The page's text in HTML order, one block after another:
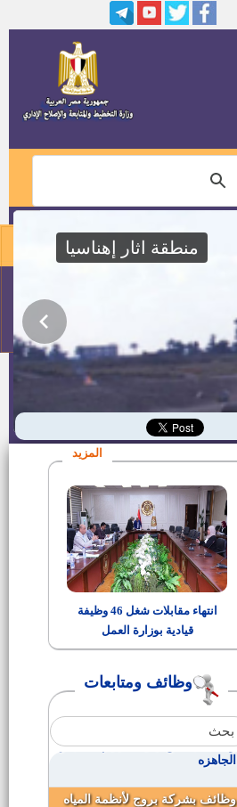
01018460099
منطقة اثار إهناسيا
المزيد
انتهاء مقابلات شغل 46 وظيفة
قيادية بوزارة العمل
وظائف ومتابعات
وظائف قيادية بديوان عام المحافظة
مواعيد ومقابلات وظائف الهيئة
وظيفة شئون قانونية بوزارة التربية
الدولة
وظائف بشركة ايديتا للصناعات
الغذائية
كشوف بـأسماء وارقام الجلوس
ومواعيد ومكان انعقاد الامتحان
مسابقة كاتب رابع
رئيس الإدارة المركزية لشئون
مكتب السيد المحافظ
مواعيد المقابلات الشخصية
بمسابقة هيئة قضايا الدولة
سكرتير للوحدة المحلية لمركز
ومدينة ناصر
وظائف بشركه هاف فودز للصناعات
الغذائيه
وظائف بمصنع أيميسا دينيم للملابس
الجاهزه
وظائف بشركة بروج لأنظمة المياه